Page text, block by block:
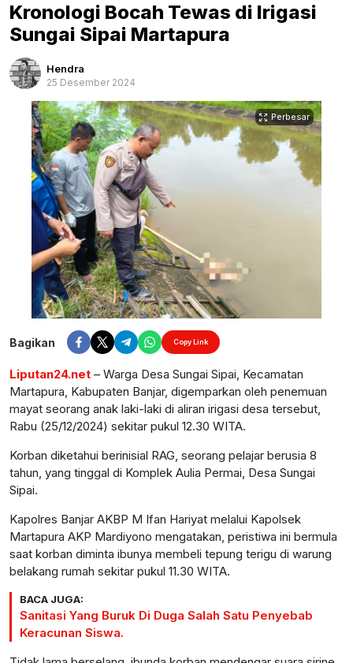
Kronologi Bocah Tewas di Irigasi
Sungai Sipai Martapura
Hendra
25 Desember 2024
Perbesar
Bagikan Copy Link
Liputan24.net – Warga Desa Sungai Sipai, Kecamatan
Martapura, Kabupaten Banjar, digemparkan oleh penemuan
mayat seorang anak laki-laki di aliran irigasi desa tersebut,
Rabu (25/12/2024) sekitar pukul 12.30 WITA.
Korban diketahui berinisial RAG, seorang pelajar berusia 8
tahun, yang tinggal di Komplek Aulia Permai, Desa Sungai
Sipai.
Kapolres Banjar AKBP M Ifan Hariyat melalui Kapolsek
Martapura AKP Mardiyono mengatakan, peristiwa ini bermula
saat korban diminta ibunya membeli tepung terigu di warung
belakang rumah sekitar pukul 11.30 WITA.
BACA JUGA:
Sanitasi Yang Buruk Di Duga Salah Satu Penyebab
Keracunan Siswa.